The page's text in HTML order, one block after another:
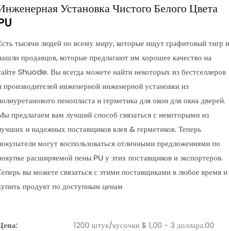
Установка Чистого Белого Цвета
тысячи людей по всему миру, которые ищут графитовый тигр и
продавцов, которые предлагают им хорошее качество на
Shuode. Вы всегда можете найти некоторых из бестселлеров
производителей инженерной инженерной установки из
пенопласта и герметика для окон для окна дверей.
предлагаем вам лучший способ связаться с некоторыми из
и надежных поставщиков клея & герметиков. Теперь
могут воспользоваться отличными предложениями по
расширяемой пены PU у этих поставщиков и экспортеров.
вы можете связаться с этими поставщиками в любое время и
продукт по доступным ценам
1200 штук/кусочки $ 1,00 - 3 доллара.00